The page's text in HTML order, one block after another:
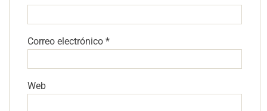
Correo electrónico *
Web